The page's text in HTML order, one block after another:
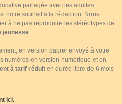
partagée avec les adultes.
notre souhait à la rédaction. Nous
à ne pas reproduire les stéréotypes de
jeunesse
en version papier envoyé à votre
numéros en version numérique et en
à tarif réduit en durée libre de 6 mois
ici.